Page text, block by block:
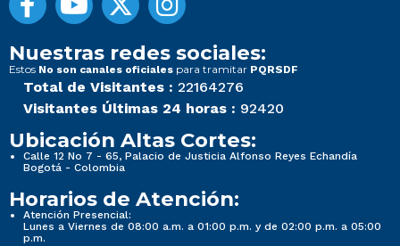
Nuestras redes sociales:
Estos No son canales oficiales para tramitar PQRSDF
Total de Visitantes : 22164276
Visitantes Últimas 24 horas : 92420
Ubicación Altas Cortes:
Calle 12 No 7 - 65, Palacio de Justicia Alfonso Reyes Echandía
Bogotá - Colombia
Horarios de Atención:
Atención Presencial:
Lunes a Viernes de 08:00 a.m. a 01:00 p.m. y de 02:00 p.m. a 05:00
p.m.